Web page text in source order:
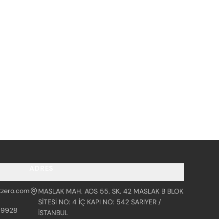
MASLAK MAH. AOS 55. SK. 42 MASLAK B BLOK
SİTESİ NO: 4 İÇ KAPI NO: 542 SARIYER /
İSTANBUL